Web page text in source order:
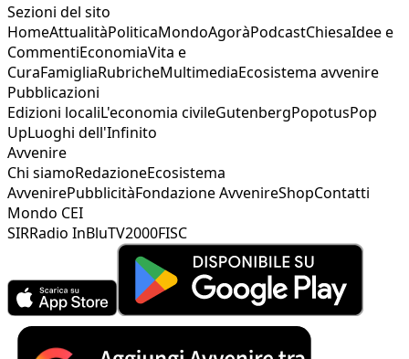
Sezioni del sito
HomeAttualitàPoliticaMondoAgoràPodcastChiesaIdee e
CommentiEconomiaVita e
CuraFamigliaRubricheMultimediaEcosistema avvenire
Pubblicazioni
Edizioni localiL'economia civileGutenbergPopotusPop
UpLuoghi dell'Infinito
Avvenire
Chi siamoRedazioneEcosistema
AvvenirePubblicitàFondazione AvvenireShopContatti
Mondo CEI
SIRRadio InBluTV2000FISC